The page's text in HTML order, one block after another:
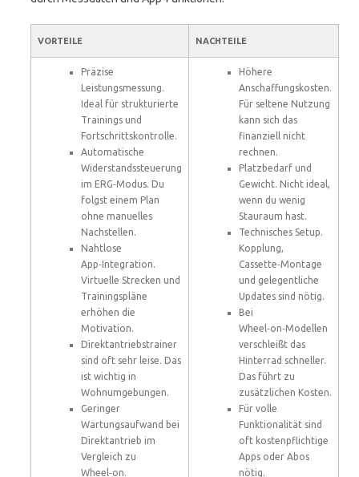
VORTEILE NACHTEILE
Präzise
Leistungsmessung.
Ideal für strukturierte
Trainings und
Fortschrittskontrolle.
Automatische
Widerstandssteuerung
im ERG‑Modus. Du
folgst einem Plan
ohne manuelles
Nachstellen.
Nahtlose
App‑Integration.
Virtuelle Strecken und
Trainingspläne
erhöhen die
Motivation.
Direktantriebstrainer
sind oft sehr leise. Das
ist wichtig in
Wohnumgebungen.
Geringer
Wartungsaufwand bei
Direktantrieb im
Vergleich zu
Wheel‑on.
Höhere
Anschaffungskosten.
Für seltene Nutzung
kann sich das
finanziell nicht
rechnen.
Platzbedarf und
Gewicht. Nicht ideal,
wenn du wenig
Stauraum hast.
Technisches Setup.
Kopplung,
Cassette‑Montage
und gelegentliche
Updates sind nötig.
Bei
Wheel‑on‑Modellen
verschleißt das
Hinterrad schneller.
Das führt zu
zusätzlichen Kosten.
Für volle
Funktionalität sind
oft kostenpflichtige
Apps oder Abos
nötig.